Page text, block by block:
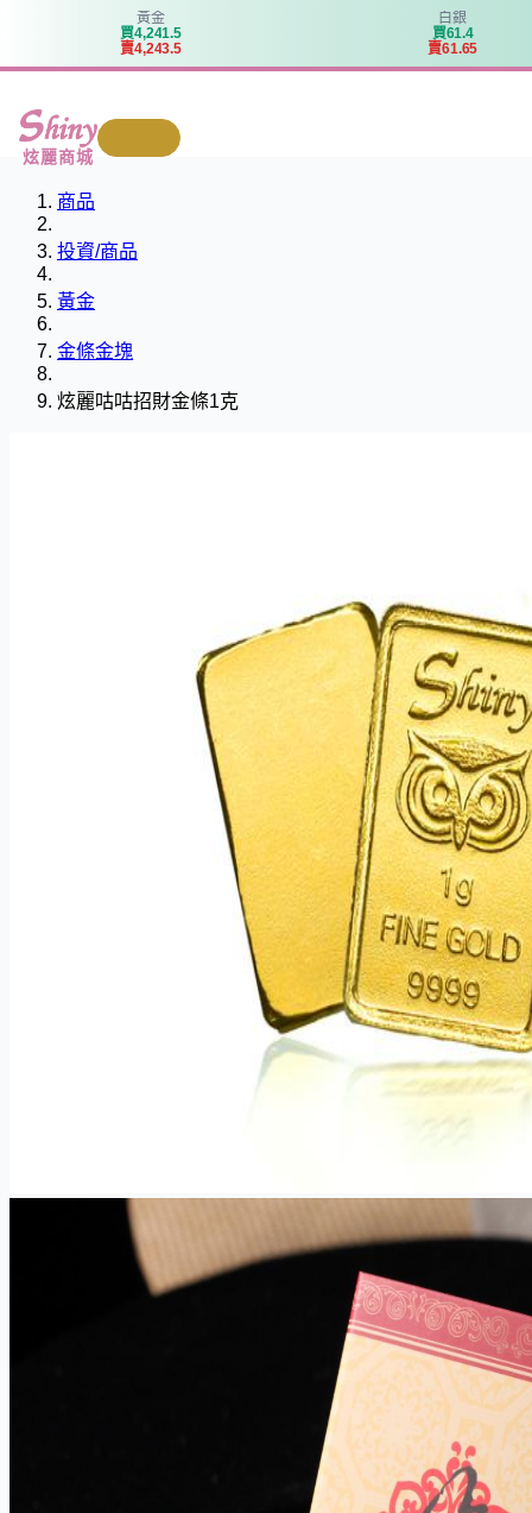
黃金
買4,241.5
賣4,243.5
白銀
買61.4
賣61.65
炫麗商城
商品
投資/商品
黃金
金條金塊
炫麗咕咕招財金條1克